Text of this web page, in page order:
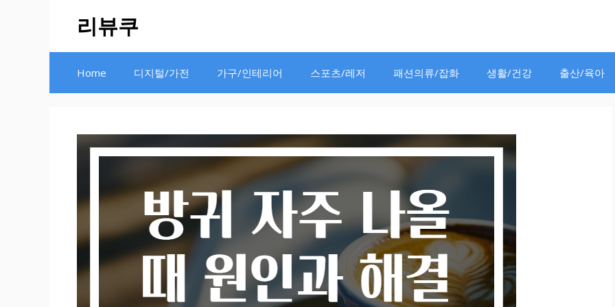
리뷰쿠
Home 디지털/가전 가구/인테리어 스포츠/레저 패션의류/잡화 생활/건강 출산/육아